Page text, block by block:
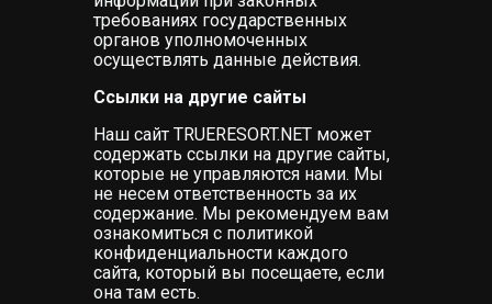
требованиях государственных
органов уполномоченных
осуществлять данные действия.
Ссылки на другие сайты
Наш сайт TRUERESORT.NET может
содержать ссылки на другие сайты,
которые не управляются нами. Мы
не несем ответственность за их
содержание. Мы рекомендуем вам
ознакомиться с политикой
конфиденциальности каждого
сайта, который вы посещаете, если
она там есть.